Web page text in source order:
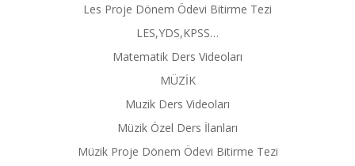
Les Proje Dönem Ödevi Bitirme Tezi
LES,YDS,KPSS…
Matematik Ders Videoları
MÜZİK
Muzik Ders Videoları
Müzik Özel Ders İlanları
Müzik Proje Dönem Ödevi Bitirme Tezi